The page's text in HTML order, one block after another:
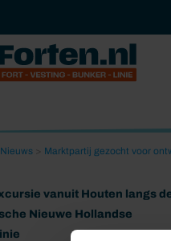
Nieuws Marktpartij gezocht voor
vanuit Houten langs
Nieuwe Hollandse